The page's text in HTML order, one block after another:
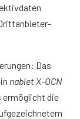
Das
nablet X-OCN
ermöglicht die